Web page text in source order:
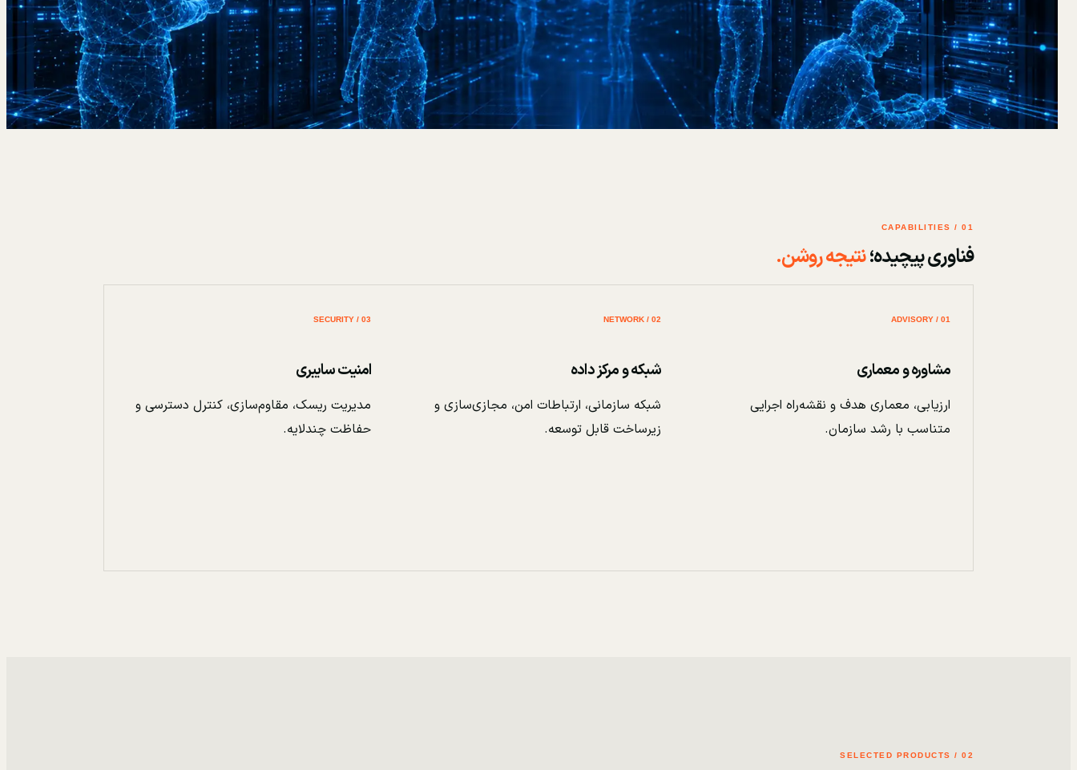
01 / CAPABILITIES
فناوری پیچیده؛نتیجه روشن.
01 / ADVISORY
مشاوره و معماری
ارزیابی، معماری هدف و نقشه‌راه اجرایی
متناسب با رشد سازمان.
02 / NETWORK
شبکه و مرکز داده
شبکه سازمانی، ارتباطات امن، مجازی‌سازی و
زیرساخت قابل توسعه.
03 / SECURITY
امنیت سایبری
مدیریت ریسک، مقاوم‌سازی، کنترل دسترسی و
حفاظت چندلایه.
02 / SELECTED PRODUCTS